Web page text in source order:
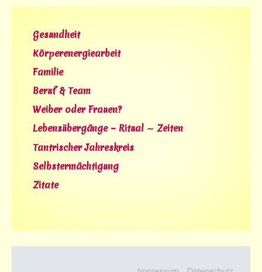
Gesundheit
Körperenergiearbeit
Familie
Beruf & Team
Weiber oder Frauen?
Lebensübergänge – Ritual ∼ Zeiten
Tantrischer Jahreskreis
Selbstermächtigung
Zitate